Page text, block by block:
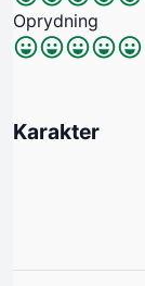
Oprydning
Karakter